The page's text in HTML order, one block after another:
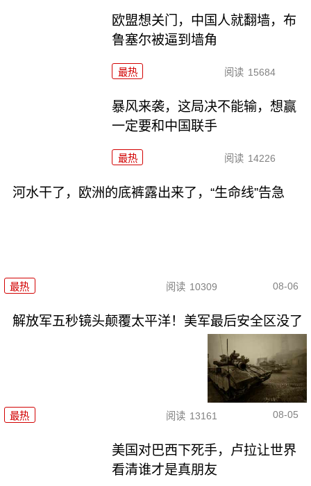
欧盟想关门，中国人就翻墙，布
鲁塞尔被逼到墙角
最热 阅读 15684
暴风来袭，这局决不能输，想赢
一定要和中国联手
最热 阅读 14226
河水干了，欧洲的底裤露出来了，“生命线”告急
最热 阅读 10309 08-06
解放军五秒镜头颠覆太平洋！美军最后安全区没了
最热 阅读 13161 08-05
美国对巴西下死手，卢拉让世界
看清谁才是真朋友